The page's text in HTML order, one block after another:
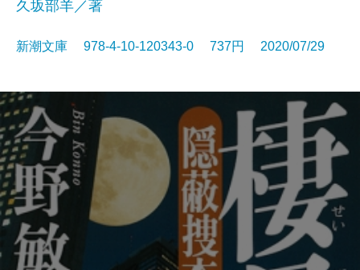
久坂部羊／著
新潮文庫 978-4-10-120343-0 737円 2020/07/29